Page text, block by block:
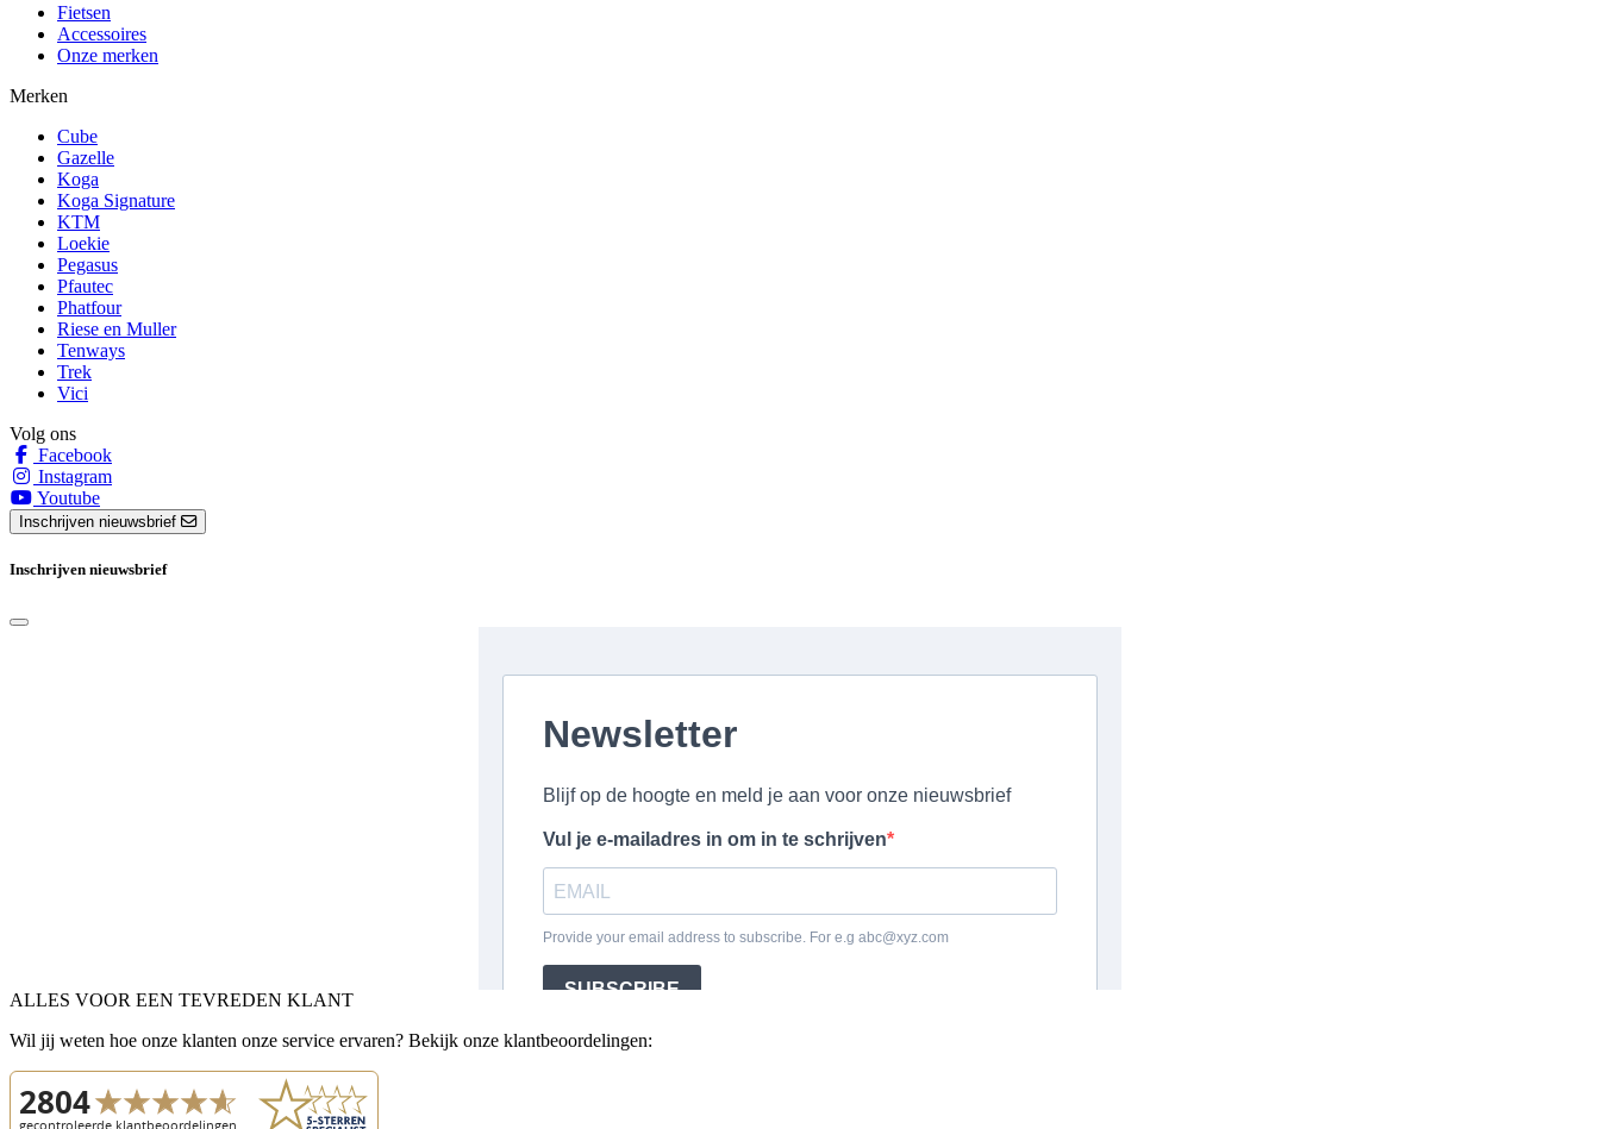
Fietsen
Accessoires
Onze merken
Merken
Cube
Gazelle
Koga
Koga Signature
KTM
Loekie
Pegasus
Pfautec
Phatfour
Riese en Muller
Tenways
Trek
Vici
Volg ons
Facebook
Instagram
Youtube
Inschrijven nieuwsbrief
Inschrijven nieuwsbrief
ALLES VOOR EEN TEVREDEN KLANT
Wil jij weten hoe onze klanten onze service ervaren? Bekijk onze klantbeoordelingen: